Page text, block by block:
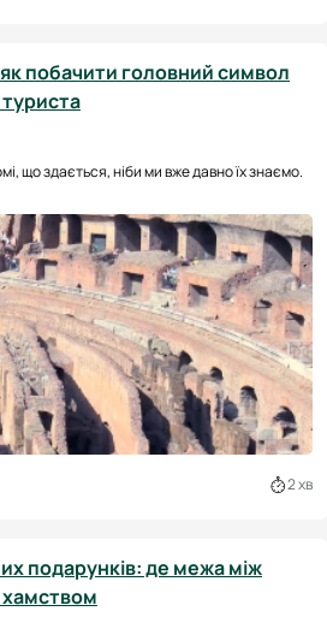
як побачити головний символ
що здається, ніби ми вже давно їх знаємо.
2 хв
подарунків: де межа між